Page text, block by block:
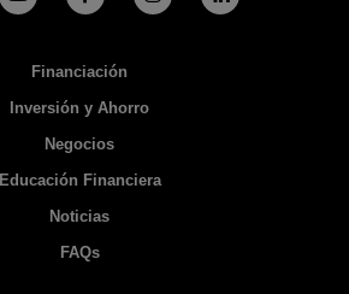
Financiación
Inversión y Ahorro
Negocios
Educación Financiera
Noticias
FAQs